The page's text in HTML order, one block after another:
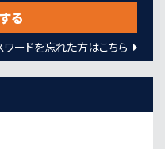
ワードを忘れた方はこちら